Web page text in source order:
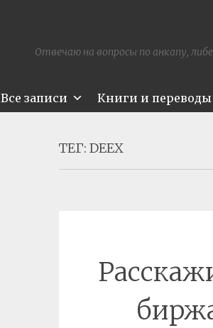
Отвечаю на вопросы по анкапу,
Все записи Книги и переводы
ТЕГ: DEEX